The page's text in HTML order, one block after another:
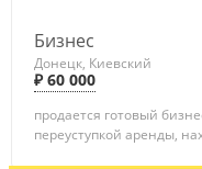
Бизнес
Донецк, Киевский
₽ 60 000
продается готовый
переуступкой аренды,